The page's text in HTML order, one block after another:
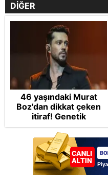
DİĞER
46 yaşındaki Murat
Boz'dan dikkat çeken
itiraf! Genetik
korkusunu açıkladı